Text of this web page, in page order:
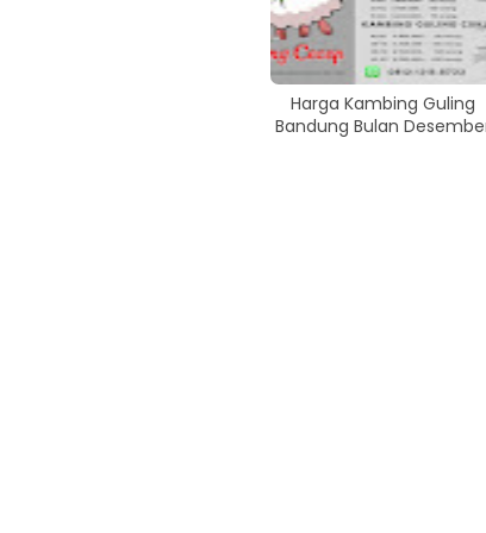
Harga Kambing Guling
Bandung Bulan